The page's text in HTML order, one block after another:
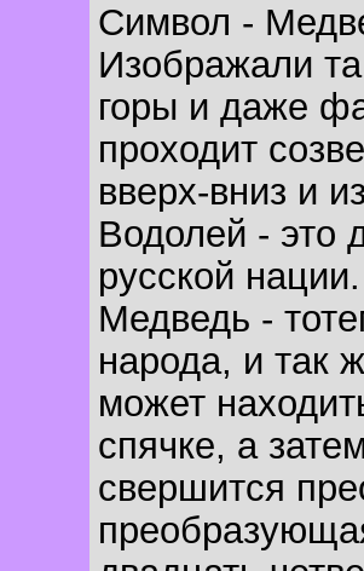
Символ -
Изображали
горы и даже
проходит
вверх-вниз и
Водолей - это
русской нации.
Медведь -
народа, и так
может
спячке, а
свершится